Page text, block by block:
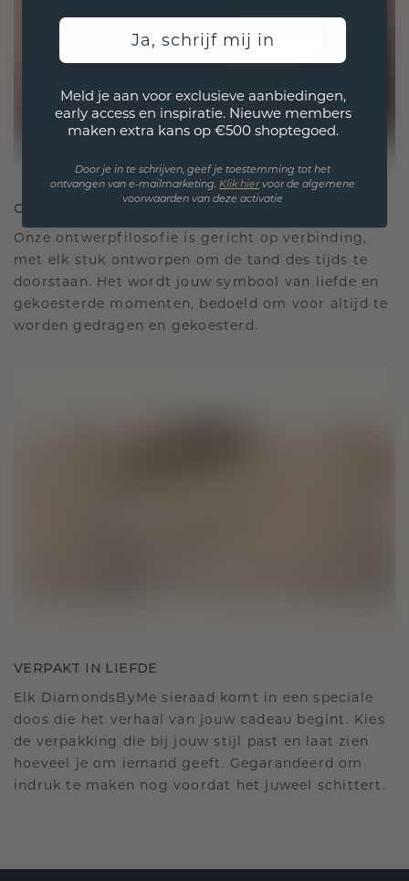
ONTWORPEN VOOR VERBINDING
Onze ontwerpfilosofie is gericht op verbinding,
met elk stuk ontworpen om de tand des tijds te
doorstaan. Het wordt jouw symbool van liefde en
gekoesterde momenten, bedoeld om voor altijd te
worden gedragen en gekoesterd.
VERPAKT IN LIEFDE
Elk DiamondsByMe sieraad komt in een speciale
doos die het verhaal van jouw cadeau begint. Kies
de verpakking die bij jouw stijl past en laat zien
hoeveel je om iemand geeft. Gegarandeerd om
indruk te maken nog voordat het juweel schittert.
Ja, schrijf mij in
Meld je aan voor exclusieve aanbiedingen,
early access en inspiratie. Nieuwe members
maken extra kans op €500 shoptegoed.
Door je in te schrijven, geef je toestemming tot het
ontvangen van e-mailmarketing. Klik hiervoor de algemene
voorwaarden van deze activatie